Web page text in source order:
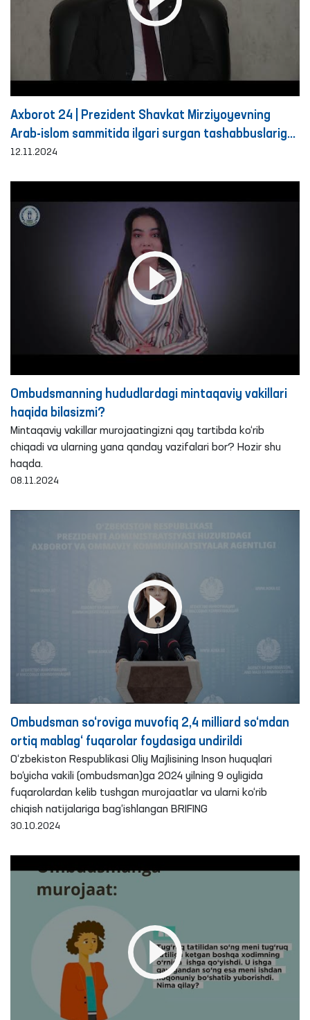
Axborot 24 | Prezident Shavkat Mirziyoyevning
Arab-islom sammitida ilgari surgan tashabbuslariga
munosabat
12.11.2024
Ombudsmanning hududlardagi mintaqaviy vakillari
haqida bilasizmi?
Mintaqaviy vakillar murojaatingizni qay tartibda ko‘rib
chiqadi va ularning yana qanday vazifalari bor? Hozir shu
haqda.
08.11.2024
Ombudsman so‘roviga muvofiq 2,4 milliard so‘mdan
ortiq mablag‘ fuqarolar foydasiga undirildi
O‘zbekiston Respublikasi Oliy Majlisining Inson huquqlari
bo‘yicha vakili (ombudsman)ga 2024 yilning 9 oyligida
fuqarolardan kelib tushgan murojaatlar va ularni ko‘rib
chiqish natijalariga bag‘ishlangan BRIFING
30.10.2024